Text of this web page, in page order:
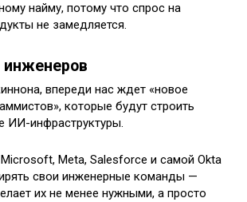
найму, потому что спрос на
не замедляется.
инженеров
впереди нас ждет «новое
которые будут строить
ИИ-инфраструктуры.
Meta, Salesforce и самой Okta
свои инженерные команды —
их не менее нужными, а просто